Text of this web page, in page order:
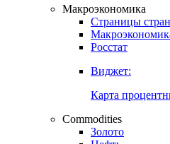
Макроэкономика
Страницы стран
Росстат
Виджет:
Карта
Commodities
Золото